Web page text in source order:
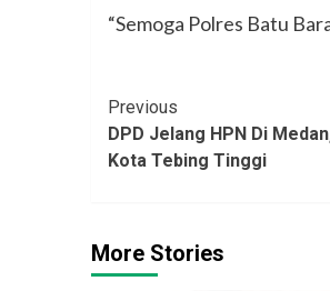
“Semoga Polres Batu
Continue
Reading
Previous
DPD Jelang HPN Di
Kota Tebing Tinggi
More Stories